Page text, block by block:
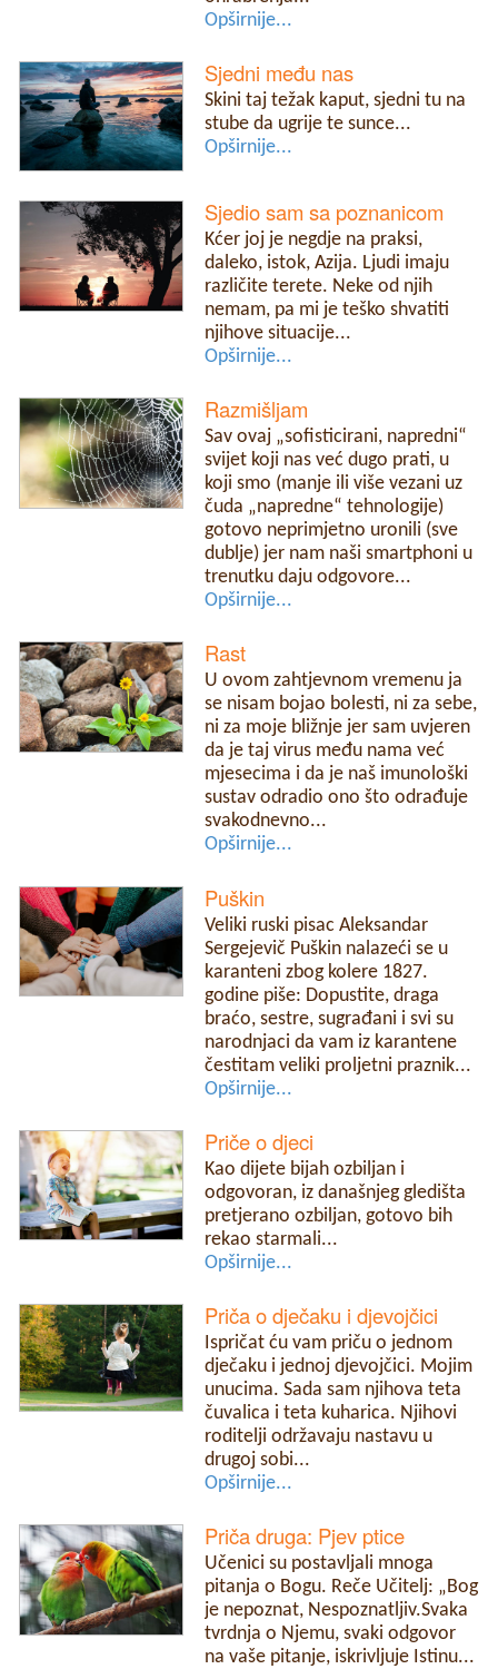
Opširnije...
Sjedni među nas
Skini taj težak kaput, sjedni tu na
stube da ugrije te sunce...
Opširnije...
Sjedio sam sa poznanicom
Kćer joj je negdje na praksi,
daleko, istok, Azija. Ljudi imaju
različite terete. Neke od njih
nemam, pa mi je teško shvatiti
njihove situacije...
Opširnije...
Razmišljam
Sav ovaj „sofisticirani, napredni“
svijet koji nas već dugo prati, u
koji smo (manje ili više vezani uz
čuda „napredne“ tehnologije)
gotovo neprimjetno uronili (sve
dublje) jer nam naši smartphoni u
trenutku daju odgovore...
Opširnije...
Rast
U ovom zahtjevnom vremenu ja
se nisam bojao bolesti, ni za sebe,
ni za moje bližnje jer sam uvjeren
da je taj virus među nama već
mjesecima i da je naš imunološki
sustav odradio ono što odrađuje
svakodnevno...
Opširnije...
Puškin
Veliki ruski pisac Aleksandar
Sergejevič Puškin nalazeći se u
karanteni zbog kolere 1827.
godine piše: Dopustite, draga
braćo, sestre, sugrađani i svi su
narodnjaci da vam iz karantene
čestitam veliki proljetni praznik...
Opširnije...
Priče o djeci
Kao dijete bijah ozbiljan i
odgovoran, iz današnjeg gledišta
pretjerano ozbiljan, gotovo bih
rekao starmali...
Opširnije...
Priča o dječaku i djevojčici
Ispričat ću vam priču o jednom
dječaku i jednoj djevojčici. Mojim
unucima. Sada sam njihova teta
čuvalica i teta kuharica. Njihovi
roditelji održavaju nastavu u
drugoj sobi...
Opširnije...
Priča druga: Pjev ptice
Učenici su postavljali mnoga
pitanja o Bogu. Reče Učitelj: „Bog
je nepoznat, Nespoznatljiv.Svaka
tvrdnja o Njemu, svaki odgovor
na vaše pitanje, iskrivljuje Istinu...